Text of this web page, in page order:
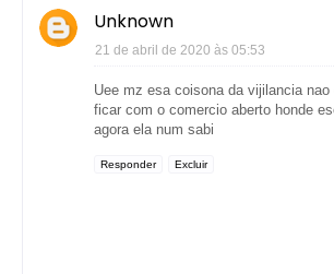
Unknown
21 de abril de 2020 às 05:53
Uee mz esa coisona da vijilancia nao
ficar com o comercio aberto honde
agora ela num sabi
Responder Excluir